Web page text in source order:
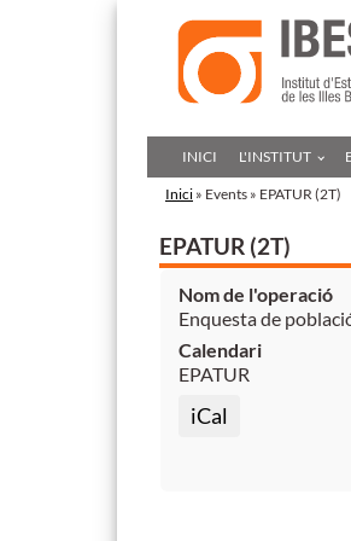
INICI L'INSTITUT
Inici » Events » EPATUR (2T)
EPATUR (2T)
Nom de l'operació
Enquesta de
Calendari
EPATUR
iCal